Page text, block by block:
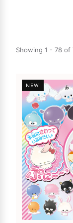
Showing 1 - 78 of
NEW